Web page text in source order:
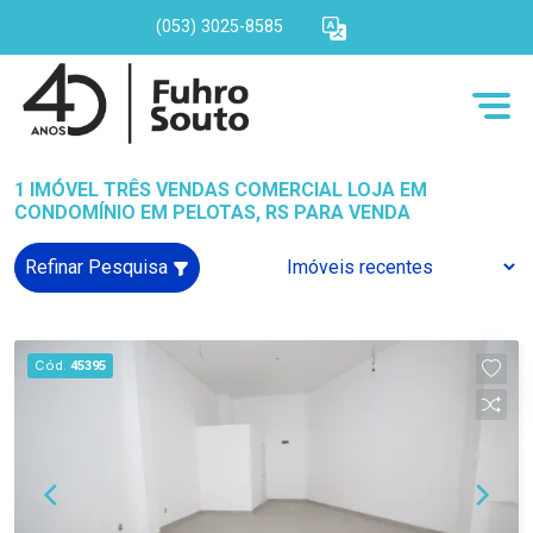
(053) 3025-8585
1 IMÓVEL TRÊS VENDAS COMERCIAL LOJA EM
CONDOMÍNIO EM PELOTAS, RS PARA VENDA
Refinar Pesquisa
Cód. 45395